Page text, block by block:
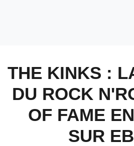
THE KINKS :
DU ROCK
OF FAME
SUR